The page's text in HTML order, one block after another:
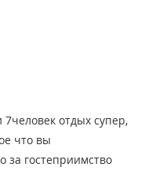
отдых супер,
что вы
за гостеприимство